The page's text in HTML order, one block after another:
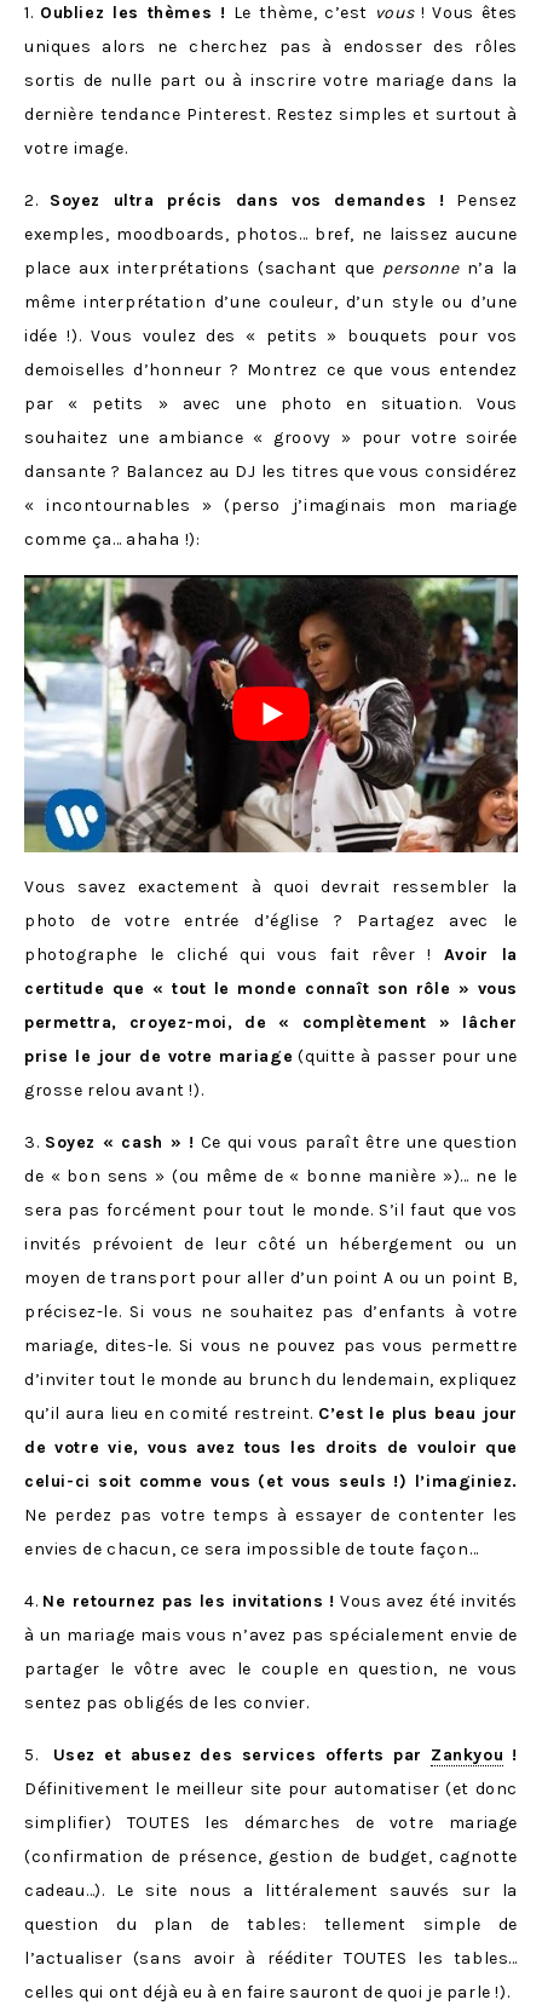
1. Oubliez les thèmes ! Le thème, c’est vous ! Vous êtes
uniques alors ne cherchez pas à endosser des rôles
sortis de nulle part ou à inscrire votre mariage dans la
dernière tendance Pinterest. Restez simples et surtout à
votre image.
2. Soyez ultra précis dans vos demandes ! Pensez
exemples, moodboards, photos… bref, ne laissez aucune
place aux interprétations (sachant que personnen’a la
même interprétation d’une couleur, d’un style ou d’une
idée !). Vous voulez des « petits » bouquets pour vos
demoiselles d’honneur ? Montrez ce que vous entendez
par « petits » avec une photo en situation. Vous
souhaitez une ambiance « groovy » pour votre soirée
dansante ? Balancez au DJ les titres que vous considérez
« incontournables » (perso j’imaginais mon mariage
comme ça… ahaha !):
Vous savez exactement à quoi devrait ressembler la
photo de votre entrée d’église ? Partagez avec le
photographe le cliché qui vous fait rêver ! Avoir la
certitude que « tout le monde connaît son rôle » vous
permettra, croyez-moi, de « complètement » lâcher
prise le jour de votre mariage (quitte à passer pour une
grosse relou avant !).
3. Soyez « cash » ! Ce qui vous paraît être une question
de « bon sens » (ou même de « bonne manière »)… ne le
sera pas forcément pour tout le monde. S’il faut que vos
invités prévoient de leur côté un hébergement ou un
moyen de transport pour aller d’un point A ou un point B,
précisez-le. Si vous ne souhaitez pas d’enfants à votre
mariage, dites-le. Si vous ne pouvez pas vous permettre
d’inviter tout le monde au brunch du lendemain, expliquez
qu’il aura lieu en comité restreint. C’est le plus beau jour
de votre vie, vous avez tous les droits de vouloir que
celui-ci soit comme vous (et vous seuls !) l’imaginiez.
Ne perdez pas votre temps à essayer de contenter les
envies de chacun, ce sera impossible de toute façon…
4. Ne retournez pas les invitations ! Vous avez été invités
à un mariage mais vous n’avez pas spécialement envie de
partager le vôtre avec le couple en question, ne vous
sentez pas obligés de les convier.
5. Usez et abusez des services offerts par Zankyou !
Définitivement le meilleur site pour automatiser (et donc
simplifier) TOUTES les démarches de votre mariage
(confirmation de présence, gestion de budget, cagnotte
cadeau…). Le site nous a littéralement sauvés sur la
question du plan de tables: tellement simple de
l’actualiser (sans avoir à rééditer TOUTES les tables…
celles qui ont déjà eu à en faire sauront de quoi je parle !).